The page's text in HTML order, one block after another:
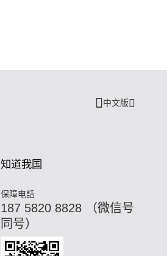
中文版
知道我国
保障电話
187 5820 8828 （微信号
同号）